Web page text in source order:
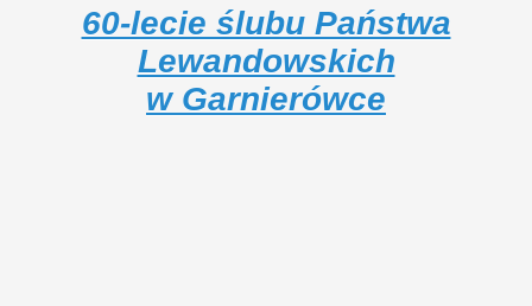
60-lecie ślubu Państwa
Lewandowskich
w Garnierówce